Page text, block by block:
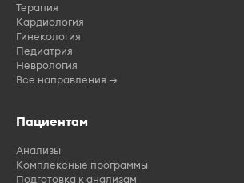
Терапия
Кардиология
Гинекология
Педиатрия
Неврология
Все направления →
Пациентам
Анализы
Комплексные программы
Подготовка к анализам